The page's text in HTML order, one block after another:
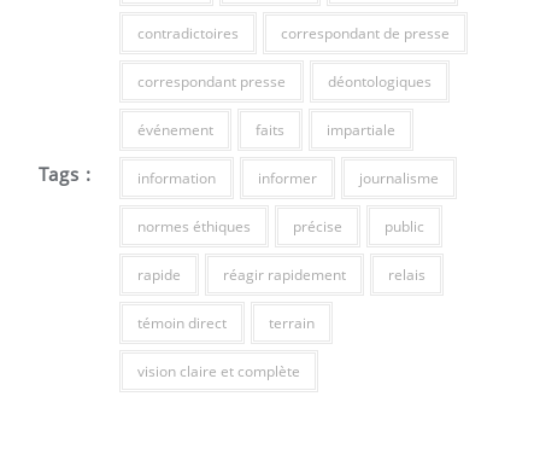
Tags :
contradictoires correspondant de presse
correspondant presse déontologiques
événement faits impartiale
information informer journalisme
normes éthiques précise public
rapide réagir rapidement relais
témoin direct terrain
vision claire et complète